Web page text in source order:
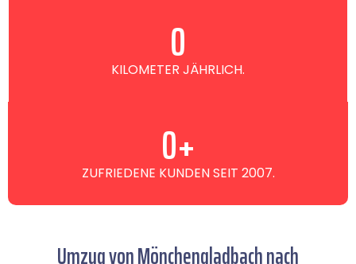
KILOMETER JÄHRLICH.
0
ZUFRIEDENE KUNDEN SEIT 2007.
0+
Umzug von Mönchengladbach nach